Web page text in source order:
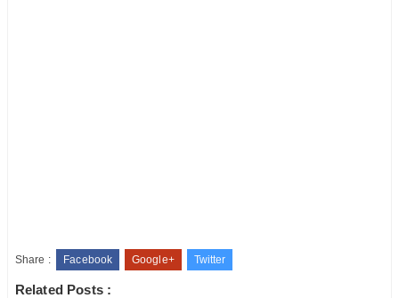
Share : Facebook Google+ Twitter
Related Posts :